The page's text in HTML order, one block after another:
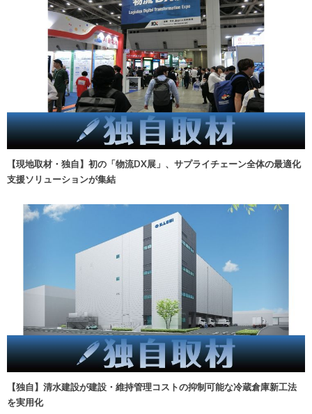
【現地取材・独自】初の「物流DX展」、サプライチェーン全体の最適化
支援ソリューションが集結
【独自】清水建設が建設・維持管理コストの抑制可能な冷蔵倉庫新工法
を実用化